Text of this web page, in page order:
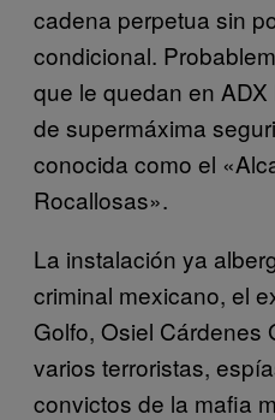
cadena perpetua sin
condicional.
que le quedan en
de supermáxima
conocida como el
Rocallosas».
La instalación ya
criminal mexicano, el
Golfo, Osiel Cárdenes
varios terroristas,
convictos de la mafia